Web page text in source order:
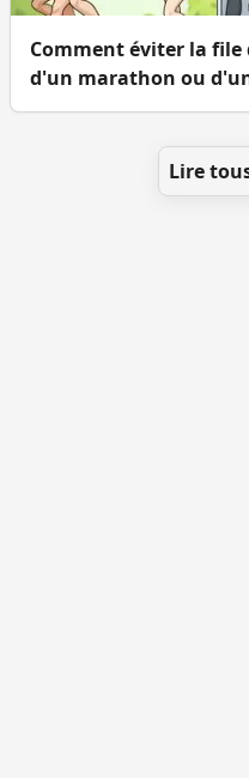
Comment éviter la
d'un marathon ou
Lire